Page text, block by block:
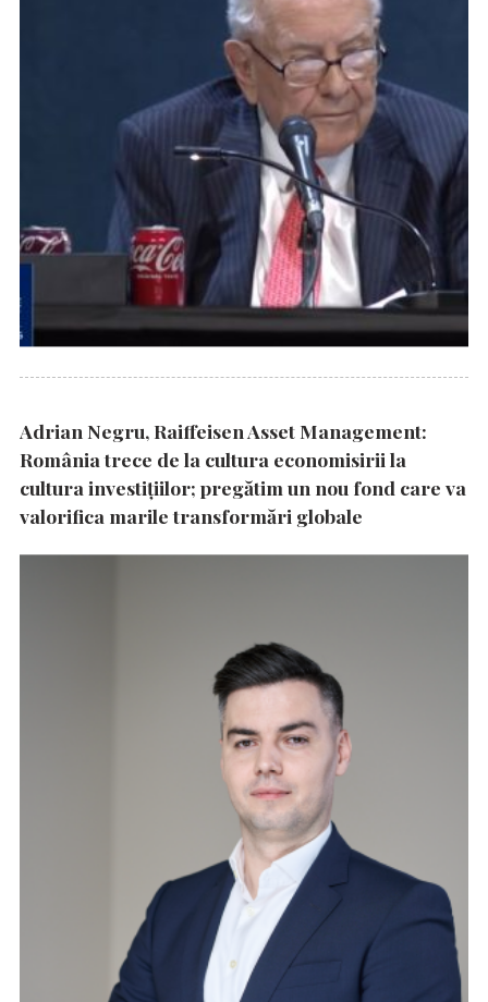
Adrian Negru, Raiffeisen Asset Management:
România trece de la cultura economisirii la
cultura investițiilor; pregătim un nou fond care va
valorifica marile transformări globale